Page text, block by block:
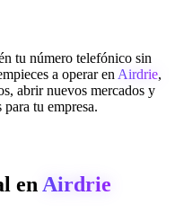
tu número telefónico sin
a operar en Airdrie,
abrir nuevos mercados y
tu empresa.
en Airdrie